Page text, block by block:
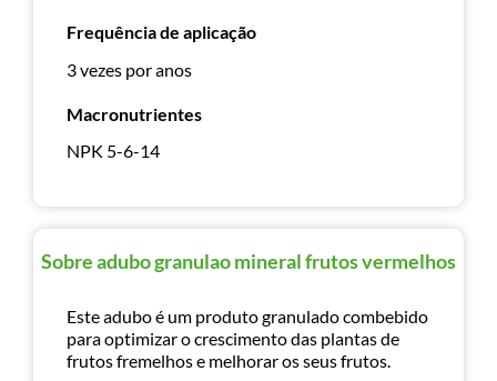
Frequência de aplicação
3 vezes por anos
Macronutrientes
NPK 5-6-14
Sobre adubo granulao mineral frutos vermelhos
Este adubo é um produto granulado combebido
para optimizar o crescimento das plantas de
frutos fremelhos e melhorar os seus frutos.